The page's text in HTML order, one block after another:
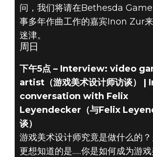
问，我们将请在Bethesda
事多年作曲工作的嘉宾Inon Zur
迷津。
周日
下午5点 – Interview: video
artist（游戏美术设计师访谈） |
conversation with Felix
Leyendecker（与Felix
谈）
游戏美术设计师究竟是做什么的
更想知道的是......你是如何成为游